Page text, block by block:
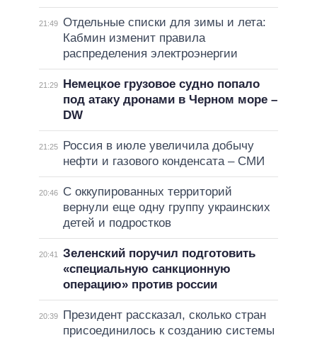
21:49 Отдельные списки для зимы и лета:
Кабмин изменит правила
распределения электроэнергии
21:29
Немецкое грузовое судно попало
под атаку дронами в Черном море –
DW
21:25
Россия в июле увеличила добычу
нефти и газового конденсата – СМИ
20:46
С оккупированных территорий
вернули еще одну группу украинских
детей и подростков
20:41
Зеленский поручил подготовить
«специальную санкционную
операцию» против россии
20:39
Президент рассказал, сколько стран
присоединилось к созданию системы